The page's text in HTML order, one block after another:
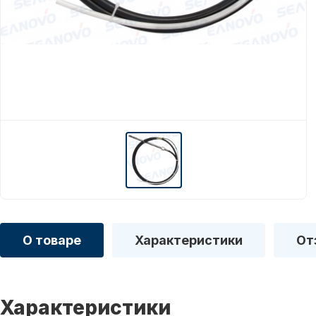
О товаре Характеристики
Характеристики